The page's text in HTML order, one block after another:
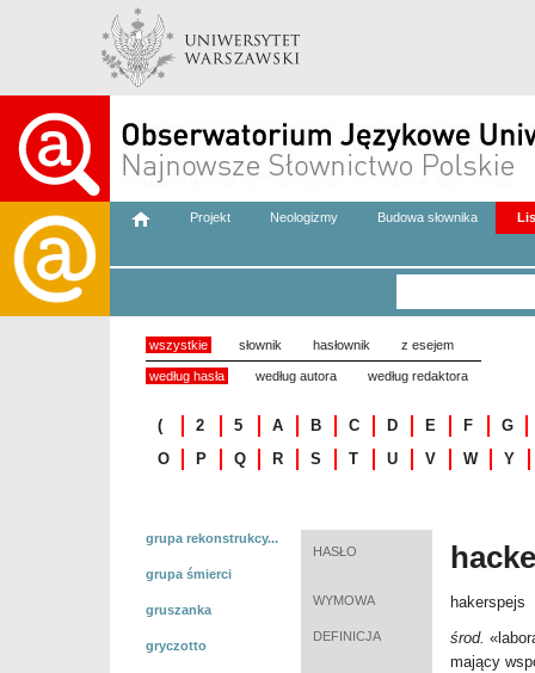
Projekt Neologizmy Budowa słownika
wszystkie słownik hasłownik z esejem
według hasła według autora według redaktora
( 2 5 A B C D E F
G
O
P Q R S T U V W Y
grupa rekonstrukcy...
grupa śmierci
gruszanka
gryczotto
HASŁO
WYMOWA hakerspejs
DEFINICJA środ. «
mający